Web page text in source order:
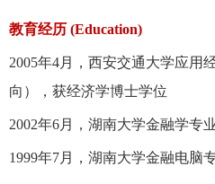
教育经历 (Education)
2005年4月，西安交通大学应用
向），获经济学博士学位
2002年6月，湖南大学金融学专
1999年7月，湖南大学金融电脑